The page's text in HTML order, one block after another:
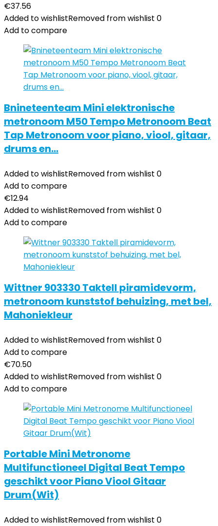
€37.56
Added to wishlistRemoved from wishlist 0
Add to compare
Bnineteenteam Mini elektronische
metronoom M50 Tempo Metronoom Beat
Tap Metronoom voor piano, viool, gitaar,
drums en…
Added to wishlistRemoved from wishlist 0
Add to compare
€12.94
Added to wishlistRemoved from wishlist 0
Add to compare
Wittner 903330 Taktell piramidevorm,
metronoom kunststof behuizing, met bel,
Mahoniekleur
Added to wishlistRemoved from wishlist 0
Add to compare
€70.50
Added to wishlistRemoved from wishlist 0
Add to compare
Portable Mini Metronome
Multifunctioneel Digital Beat Tempo
geschikt voor Piano Viool Gitaar
Drum(Wit)
Added to wishlistRemoved from wishlist 0